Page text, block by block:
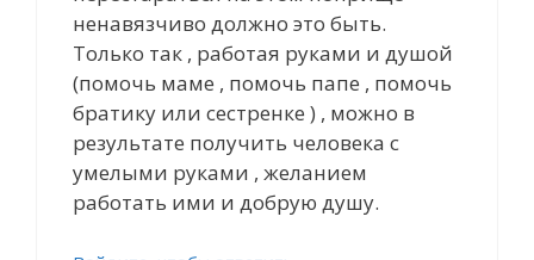
ненавязчиво должно это быть.
Только так , работая руками и душой
(помочь маме , помочь папе , помочь
братику или сестренке ) , можно в
результате получить человека с
умелыми руками , желанием
работать ими и добрую душу.